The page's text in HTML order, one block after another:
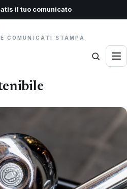
il tuo comunicato
COMUNICATI STAMPA